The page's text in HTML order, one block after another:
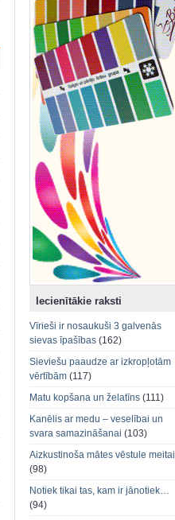
Iecienītākie raksti
Vīrieši ir nosaukuši 3 galvenās
sievas īpašības (162)
Sieviešu paaudze ar izkropļotām
vērtībām (117)
Matu kopšana un želatīns (111)
Kanēlis ar medu – veselībai un
svara samazināšanai (103)
Aizkustinoša mātes vēstule meitai
(98)
Notiek tikai tas, kam ir jānotiek…
(94)